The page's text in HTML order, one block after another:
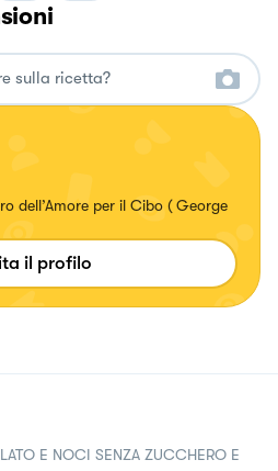
dell’Amore per il Cibo ( George
il profilo
E NOCI SENZA ZUCCHERO E